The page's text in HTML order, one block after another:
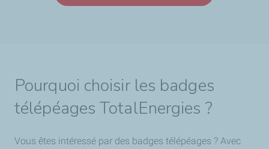
Pourquoi choisir les badges
télépéages TotalEnergies ?
Vous êtes intéressé par des badges télépéages ? Avec